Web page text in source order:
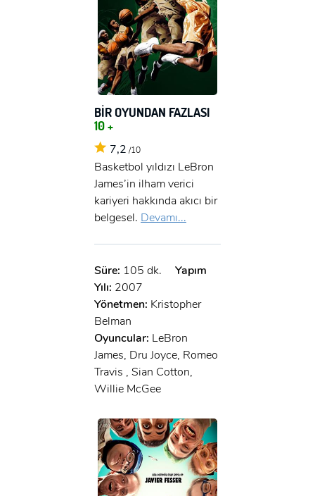
BİR OYUNDAN FAZLASI
10 +
7,2 /10
Basketbol yıldızı LeBron
James’in ilham verici
kariyeri hakkında akıcı bir
belgesel. Devamı...
Süre: 105 dk.
Yapım
Yılı: 2007
Yönetmen: Kristopher
Belman
Oyuncular: LeBron
James, Dru Joyce, Romeo
Travis , Sian Cotton,
Willie McGee